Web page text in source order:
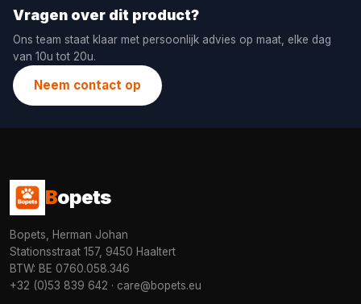
Vragen over dit product?
Ons team staat klaar met persoonlijk advies op maat, elke dag
van 10u tot 20u.
Neem contact op
Bopets
Bopets, Herman Johan
Stationsstraat 157, 9450 Haaltert
BTW: BE 0760.058.346
+32 (0)53 839 642 · care@bopets.eu